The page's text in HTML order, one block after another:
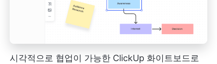
시각적으로 협업이 가능한 ClickUp 화이트보드로